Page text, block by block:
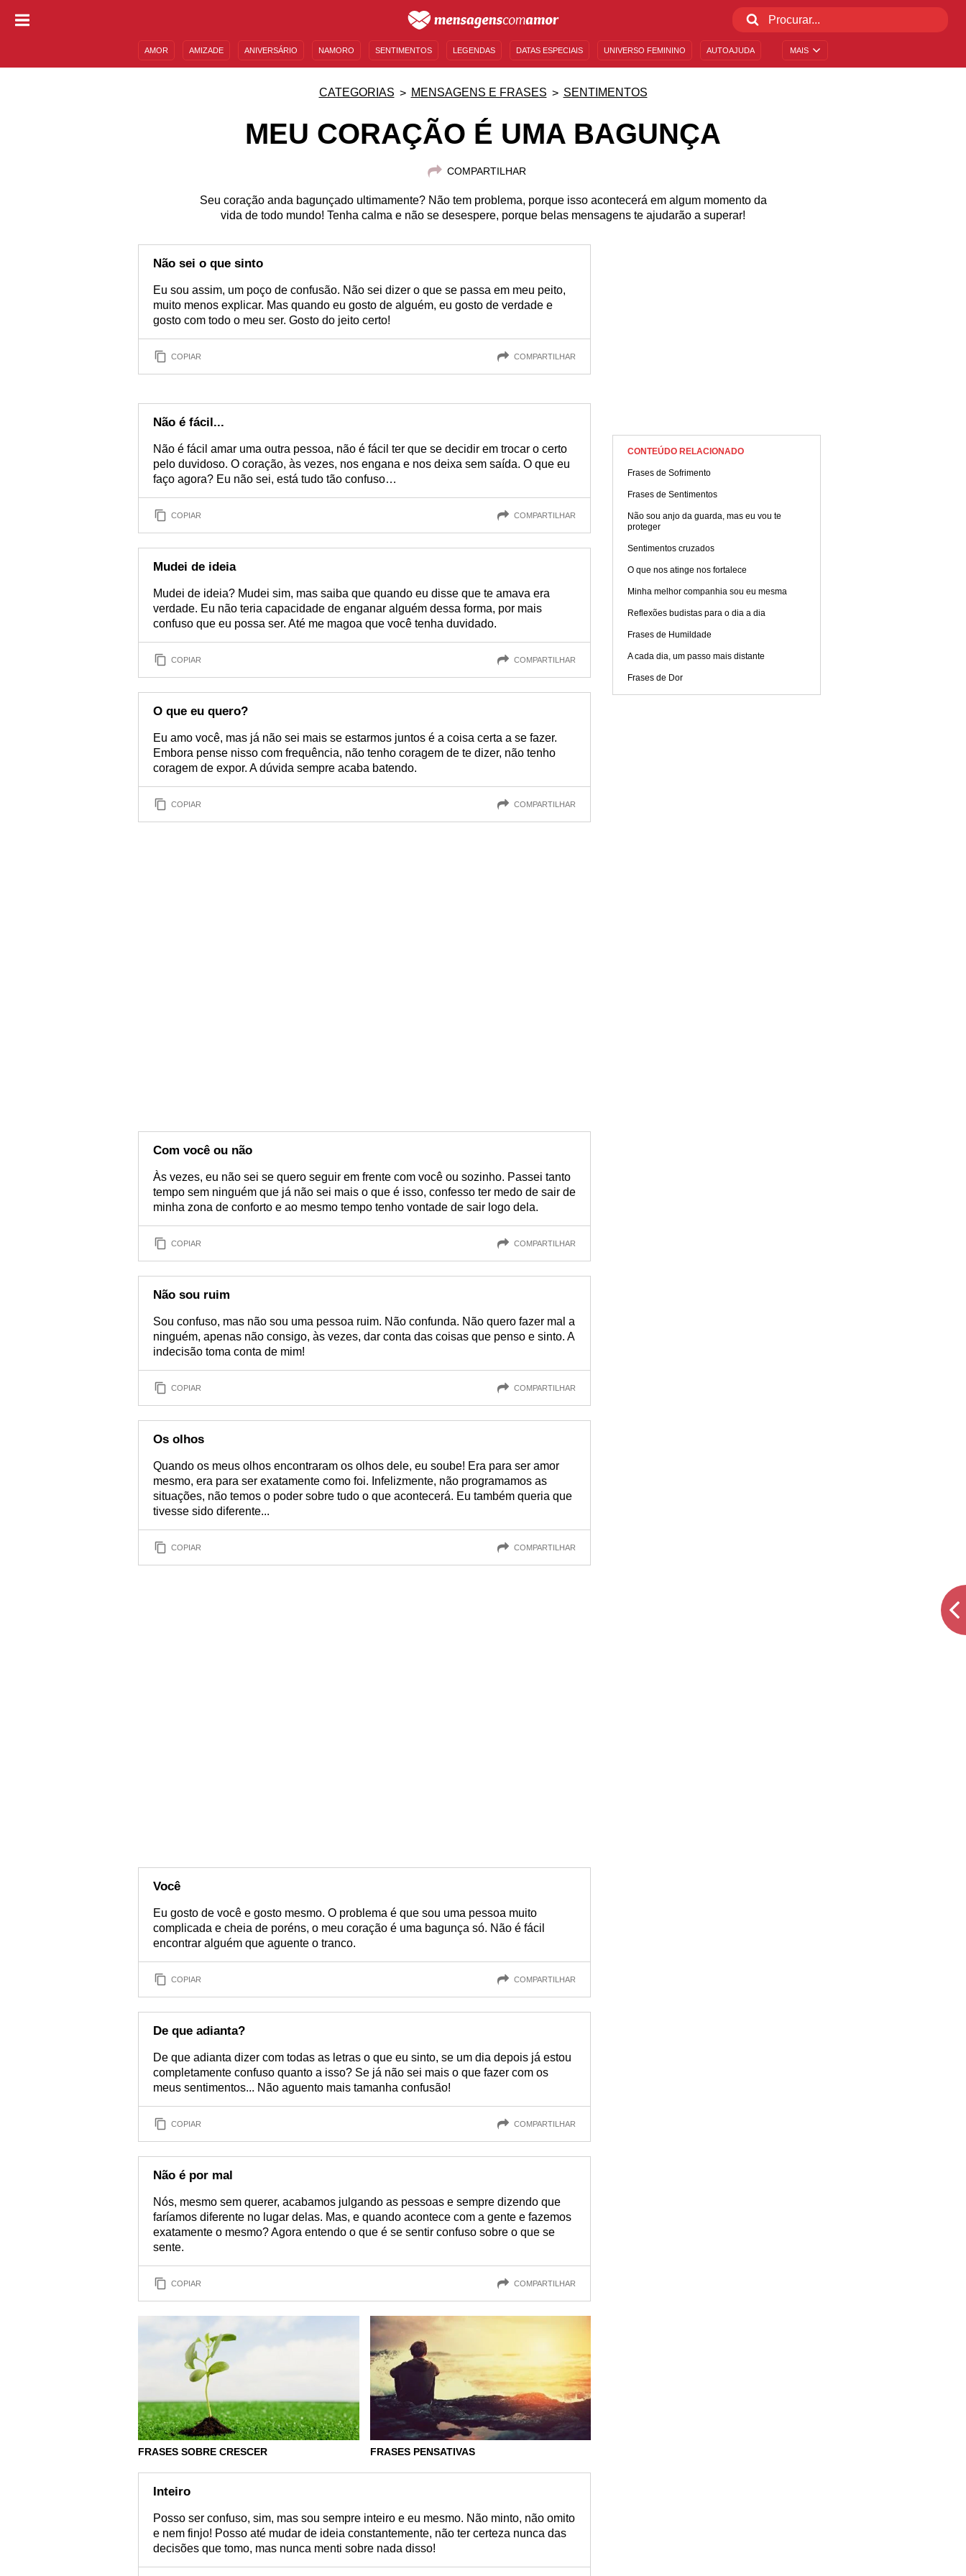
MAIS
AMOR AMIZADE ANIVERSÁRIO NAMORO SENTIMENTOS LEGENDAS DATAS ESPECIAIS UNIVERSO FEMININO AUTOAJUDA
CATEGORIAS MENSAGENS E FRASES SENTIMENTOS
MEU CORAÇÃO É UMA BAGUNÇA
COMPARTILHAR
Seu coração anda bagunçado ultimamente? Não tem problema, porque isso acontecerá em algum momento da
vida de todo mundo! Tenha calma e não se desespere, porque belas mensagens te ajudarão a superar!
Não sei o que sinto
Eu sou assim, um poço de confusão. Não sei dizer o que se passa em meu peito,
muito menos explicar. Mas quando eu gosto de alguém, eu gosto de verdade e
gosto com todo o meu ser. Gosto do jeito certo!
COPIAR COMPARTILHAR
Não é fácil...
Não é fácil amar uma outra pessoa, não é fácil ter que se decidir em trocar o certo
pelo duvidoso. O coração, às vezes, nos engana e nos deixa sem saída. O que eu
faço agora? Eu não sei, está tudo tão confuso…
COPIAR COMPARTILHAR
Mudei de ideia
Mudei de ideia? Mudei sim, mas saiba que quando eu disse que te amava era
verdade. Eu não teria capacidade de enganar alguém dessa forma, por mais
confuso que eu possa ser. Até me magoa que você tenha duvidado.
COPIAR COMPARTILHAR
O que eu quero?
Eu amo você, mas já não sei mais se estarmos juntos é a coisa certa a se fazer.
Embora pense nisso com frequência, não tenho coragem de te dizer, não tenho
coragem de expor. A dúvida sempre acaba batendo.
COPIAR COMPARTILHAR
Com você ou não
Às vezes, eu não sei se quero seguir em frente com você ou sozinho. Passei tanto
tempo sem ninguém que já não sei mais o que é isso, confesso ter medo de sair de
minha zona de conforto e ao mesmo tempo tenho vontade de sair logo dela.
COPIAR COMPARTILHAR
Não sou ruim
Sou confuso, mas não sou uma pessoa ruim. Não confunda. Não quero fazer mal a
ninguém, apenas não consigo, às vezes, dar conta das coisas que penso e sinto. A
indecisão toma conta de mim!
COPIAR COMPARTILHAR
Os olhos
Quando os meus olhos encontraram os olhos dele, eu soube! Era para ser amor
mesmo, era para ser exatamente como foi. Infelizmente, não programamos as
situações, não temos o poder sobre tudo o que acontecerá. Eu também queria que
tivesse sido diferente...
COPIAR COMPARTILHAR
Você
Eu gosto de você e gosto mesmo. O problema é que sou uma pessoa muito
complicada e cheia de poréns, o meu coração é uma bagunça só. Não é fácil
encontrar alguém que aguente o tranco.
COPIAR COMPARTILHAR
De que adianta?
De que adianta dizer com todas as letras o que eu sinto, se um dia depois já estou
completamente confuso quanto a isso? Se já não sei mais o que fazer com os
meus sentimentos... Não aguento mais tamanha confusão!
COPIAR COMPARTILHAR
Não é por mal
Nós, mesmo sem querer, acabamos julgando as pessoas e sempre dizendo que
faríamos diferente no lugar delas. Mas, e quando acontece com a gente e fazemos
exatamente o mesmo? Agora entendo o que é se sentir confuso sobre o que se
sente.
COPIAR COMPARTILHAR
FRASES SOBRE CRESCER FRASES PENSATIVAS
Inteiro
Posso ser confuso, sim, mas sou sempre inteiro e eu mesmo. Não minto, não omito
e nem finjo! Posso até mudar de ideia constantemente, não ter certeza nunca das
decisões que tomo, mas nunca menti sobre nada disso!
CONTEÚDO RELACIONADO
Frases de Sofrimento
Frases de Sentimentos
Não sou anjo da guarda, mas eu vou te
proteger
Sentimentos cruzados
O que nos atinge nos fortalece
Minha melhor companhia sou eu mesma
Reflexões budistas para o dia a dia
Frases de Humildade
A cada dia, um passo mais distante
Frases de Dor